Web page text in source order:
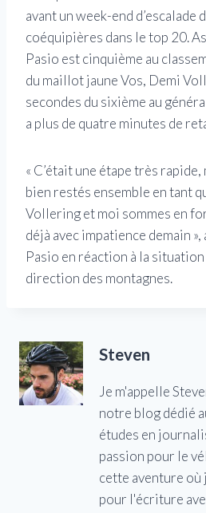
avant un week-end
coéquipières dans le top 20.
Pasio est cinquième au
du maillot jaune Vos, Demi
secondes du sixième au
a plus de quatre minutes de
« C’était une étape très
bien restés ensemble en tant
Vollering et moi sommes en
déjà avec impatience demain
Pasio en réaction à la situation
direction des montagnes.
Steven
Je m'appelle
notre blog dédié
études en
passion pour le
cette aventure où
pour l'écriture